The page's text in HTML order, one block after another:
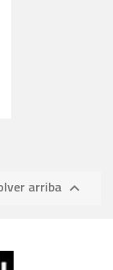
arriba 